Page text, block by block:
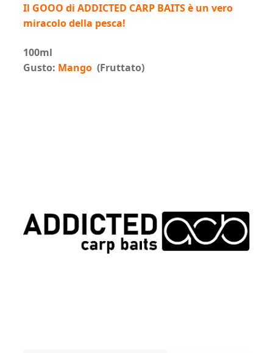
Il GOOO di ADDICTED CARP BAITS è un vero
miracolo della pesca!
100ml
Gusto: Mango (Fruttato)